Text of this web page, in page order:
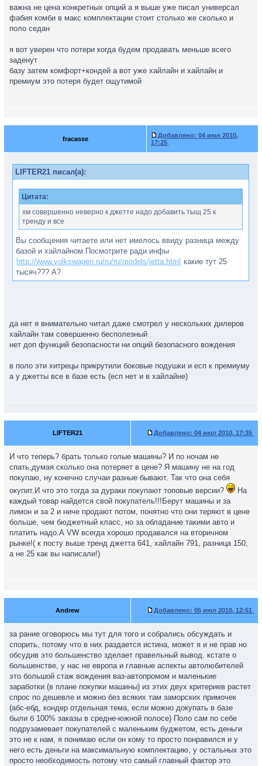
важна не цена конкретных опций а я выше уже писал универсал
фабия комби в макс комплектации стоит столько же сколько и
поло седан
я вот уверен что потери когда будем продавать меньше всего
заденут
базу затем комфорт+кондей а вот уже хайлайн и хайлайн и
премиум это потеря будет ощутимой
fracasse Добавлено: 04 июл 2010,
17:25
LIFTER21 писал(а):
Цитата:
хм совершенно неверно к джетте надо добавить тыщ 25 к
тренду и все
Вы сообщения читаете или нет имелось ввиду разница между
базой и хайлайном.Посмотрите ради инфы
http://www.volkswagen.ru/ru/ru/models/jetta.html
какие тут 25
тысяч??? А?
да нет я внимательно читал даже смотрел у нескольких дилеров
хайлайн там совершенно бесполезный
нет доп функций безопасности ни опций безопасного вождения
в поло эти хитрецы прикрутили боковые подушки и есп к премиуму
а у джетты все в базе есть (есп нет и в хайлайне)
LIFTER21 Добавлено: 04 июл 2010, 17:35
И что теперь? брать только голые машины? И по ночам не
спать,думая сколько она потеряет в цене? Я машину не на год
покупаю, ну конечно случаи разные бывают. Так что она себя
окупит.И что это тогда за дураки покупают топовые версии?
На
каждый товар найдется свой покупатель!!!Берут машины и за
лимон и за 2 и ниче продают потом, понятно что они теряют в цене
больше, чем бюджетный класс, но за обладание такими авто и
платить надо.А VW всегда хорошо продавался на вторичном
рынке!( к посту выше тренд джетта 641, хайлайн 791, разница 150,
а не 25 как вы написали!)
Andrew Добавлено: 05 июл 2010, 12:51
за рание оговорюсь мы тут для того и собрались обсуждать и
спорить, потому что в них раздается истина, может я и не прав но
обсудив это большенство зделает правельный вывод. кстате о
большенстве, у нас не европа и главные аспекты автолюбителей
это большой стаж вождения ваз-автопромом и маленькие
заработки (в плане покупки машины) из этих двух критериев растет
спрос по дешевле и можно без всяких там заморских примочек
(абс-ебд, кондер отдельная тема, если можно докупать в базе
были б 100% заказы в средне-южной полосе) Поло сам по себе
подрузамевает покупателей с маленьким буджетом, есть деньги
это не к нам, я понимаю если он кому то просто понравился и у
него есть деньги на максимальную комплектацию, у остальных это
просто необходимость потому что самый главный фактор это